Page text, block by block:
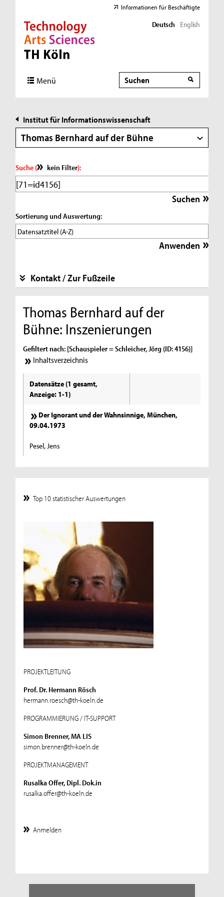
Direkt zur Hauptnavigation
Direkt zur Subnavigation
Direkt zum Inhalt
Direkt zum Fußbereich
Informationen für Beschäftigte
Deutsch English
Menü Suche
Suche
Institut für Informationswissenschaft
Thomas Bernhard auf der Bühne
Suche ( kein Filter):
Sortierung und Auswertung:
Kontakt / Zur Fußzeile
Thomas Bernhard auf der
Bühne: Inszenierungen
Gefiltert nach: [Schauspieler = Schleicher, Jörg (ID: 4156)]
Inhaltsverzeichnis
Datensätze (1 gesamt,
Anzeige: 1-1)
Der Ignorant und der Wahnsinnige, München,
09.04.1973
Pesel, Jens
Top 10 statistischer Auswertungen
PROJEKTLEITUNG
Prof. Dr. Hermann Rösch
hermann.roesch@th-koeln.de
PROGRAMMIERUNG / IT-SUPPORT
Simon Brenner, MA LIS
simon.brenner@th-koeln.de
PROJEKTMANAGEMENT
Rusalka Offer, Dipl. Dok.in
rusalka.offer@th-koeln.de
Anmelden